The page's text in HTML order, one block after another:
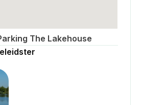
The Lakehouse